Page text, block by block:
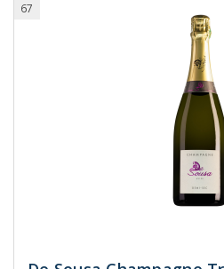
67